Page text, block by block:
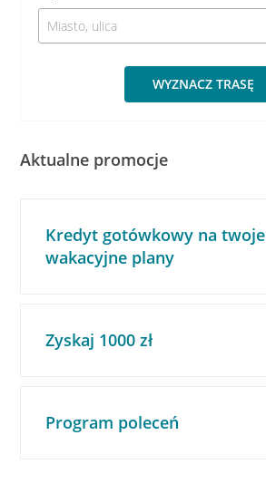
WYZNACZ TRASĘ
Aktualne promocje
Kredyt gotówkowy na twoje
wakacyjne plany
Zyskaj 1000 zł
Program poleceń